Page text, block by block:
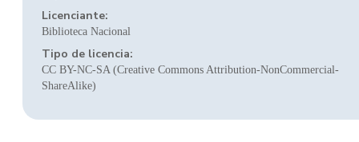
Licenciante:
Biblioteca Nacional
Tipo de licencia:
CC BY-NC-SA (Creative Commons Attribution-NonCommercial-
ShareAlike)